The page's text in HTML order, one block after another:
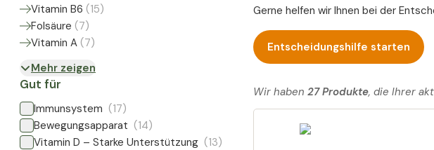
Vitamin B6 (15)
Folsäure (7)
Vitamin A (7)
Mehr zeigen
Gut für
Immunsystem (17)
Bewegungsapparat (14)
Vitamin D – Starke Unterstützung (13)
Gerne helfen wir Ihnen bei der
Entscheidungshilfe starten
Wir haben 27 Produkte, die Ihrer